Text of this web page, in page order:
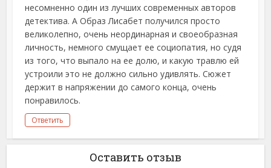
несомненно один из лучших современных авторов
детектива. А Образ Лисабет получился просто
великолепно, очень неординарная и своеобразная
личность, немного смущает ее социопатия, но судя
из того, что выпало на ее долю, и какую травлю ей
устроили это не должно сильно удивлять. Сюжет
держит в напряжении до самого конца, очень
понравилось.
Ответить
Оставить отзыв